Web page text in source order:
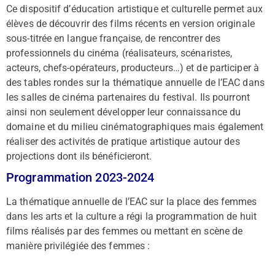
Ce dispositif d’éducation artistique et culturelle permet aux
élèves de découvrir des films récents en version originale
sous-titrée en langue française, de rencontrer des
professionnels du cinéma (réalisateurs, scénaristes,
acteurs, chefs-opérateurs, producteurs…) et de participer à
des tables rondes sur la thématique annuelle de l’EAC dans
les salles de cinéma partenaires du festival. Ils pourront
ainsi non seulement développer leur connaissance du
domaine et du milieu cinématographiques mais également
réaliser des activités de pratique artistique autour des
projections dont ils bénéficieront.
Programmation 2023-2024
La thématique annuelle de l’EAC sur la place des femmes
dans les arts et la culture a régi la programmation de huit
films réalisés par des femmes ou mettant en scène de
manière privilégiée des femmes :